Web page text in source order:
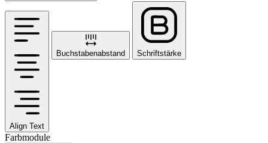
Align Text
Buchstabenabstand Schriftstärke
Farbmodule